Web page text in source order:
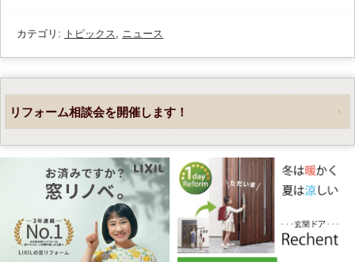
カテゴリ: トピックス, ニュース
リフォーム相談会を開催します！